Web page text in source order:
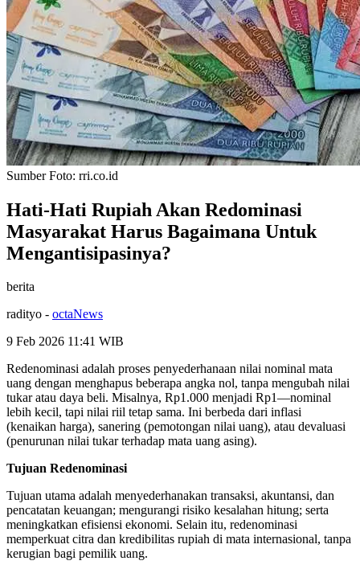
Sumber Foto: rri.co.id
Hati-Hati Rupiah Akan Redominasi
Masyarakat Harus Bagaimana Untuk
Mengantisipasinya?
berita
radityo - octaNews
9 Feb 2026 11:41 WIB
Redenominasi adalah proses penyederhanaan nilai nominal mata
uang dengan menghapus beberapa angka nol, tanpa mengubah nilai
tukar atau daya beli. Misalnya, Rp1.000 menjadi Rp1—nominal
lebih kecil, tapi nilai riil tetap sama. Ini berbeda dari inflasi
(kenaikan harga), sanering (pemotongan nilai uang), atau devaluasi
(penurunan nilai tukar terhadap mata uang asing).
Tujuan Redenominasi
Tujuan utama adalah menyederhanakan transaksi, akuntansi, dan
pencatatan keuangan; mengurangi risiko kesalahan hitung; serta
meningkatkan efisiensi ekonomi. Selain itu, redenominasi
memperkuat citra dan kredibilitas rupiah di mata internasional, tanpa
kerugian bagi pemilik uang.